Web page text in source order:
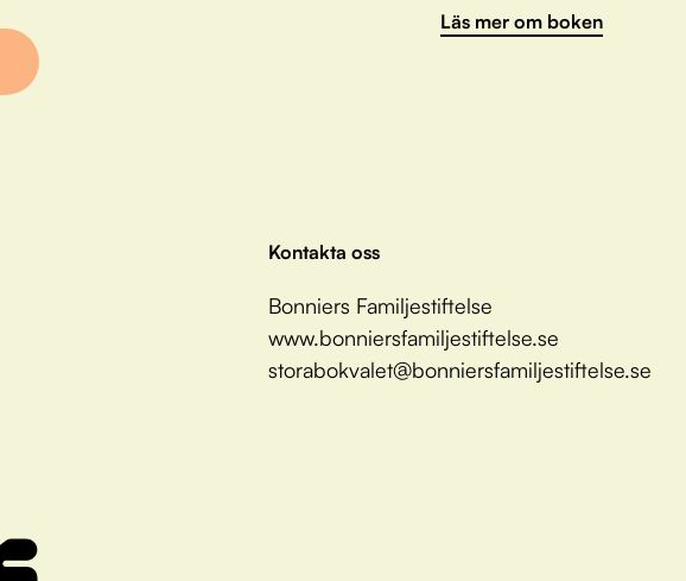
Läs mer om boken
Kontakta oss
Bonniers Familjestiftelse
www.bonniersfamiljestiftelse.se
storabokvalet@bonniersfamiljestiftelse.se